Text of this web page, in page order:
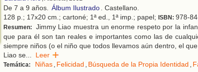
De 7 a 9 años. Álbum Ilustrado. Castellano.
128 p.; 17x20 cm.; cartoné; 1ª ed., 1ª imp.; papel; ISBN: 978-
Resumen:
Jimmy Liao muestra un enorme respeto por la
que para él son tan reales e importantes como las de
siempre niños (o el niño que todos llevamos aún dentro, el
Liao se... Leer
Temática: Niñas, Felicidad , Búsqueda de la Propia Identidad ,